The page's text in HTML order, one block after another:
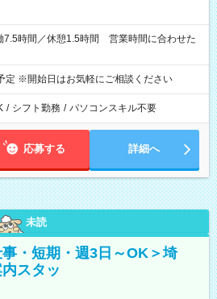
定 ※開始日はお気軽にご相談ください
/ シフト勤務 / パソコンスキル不要
応募する 詳細へ
未読
・短期・週3日～OK＞埼
スタッ